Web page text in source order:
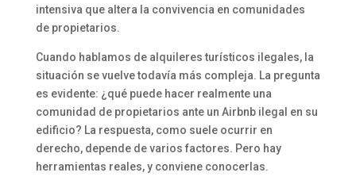
intensiva que altera la convivencia en comunidades
de propietarios.
Cuando hablamos de alquileres turísticos ilegales, la
situación se vuelve todavía más compleja. La pregunta
es evidente: ¿qué puede hacer realmente una
comunidad de propietarios ante un Airbnb ilegal en su
edificio? La respuesta, como suele ocurrir en
derecho, depende de varios factores. Pero hay
herramientas reales, y conviene conocerlas.